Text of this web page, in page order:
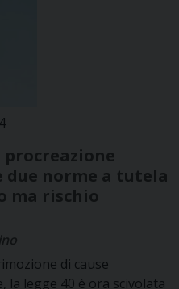
procreazione
norme a tutela
ma rischio
di cause
la legge 40 è ora scivolata